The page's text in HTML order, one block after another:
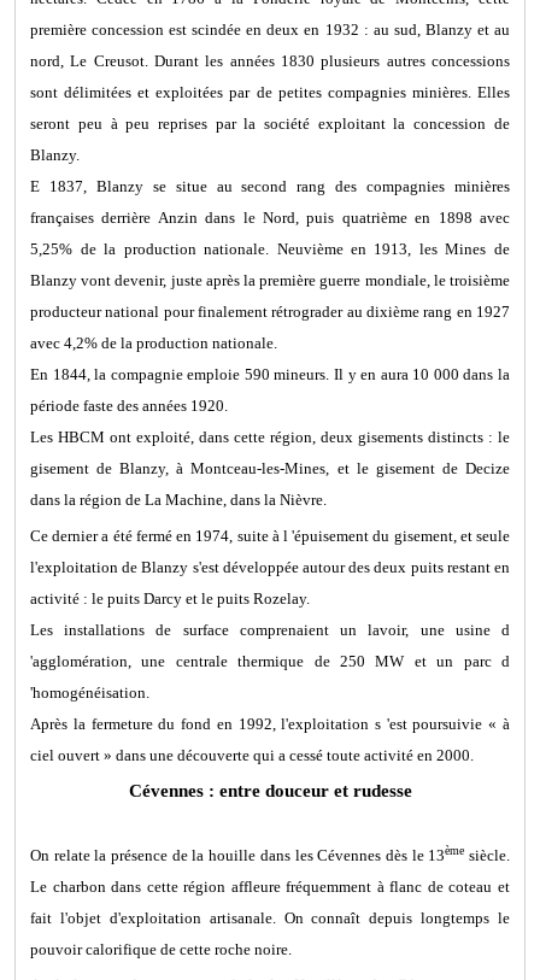
première concession est scindée en deux en 1932 : au sud, Blanzy et au
nord, Le Creusot. Durant les années 1830 plusieurs autres concessions
sont délimitées et exploitées par de petites compagnies minières. Elles
seront peu à peu reprises par la société exploitant la concession de
Blanzy.
E 1837, Blanzy se situe au second rang des compagnies minières
françaises derrière Anzin dans le Nord, puis quatrième en 1898 avec
5,25% de la production nationale. Neuvième en 1913, les Mines de
Blanzy vont devenir, juste après la première guerre mondiale, le troisième
producteur national pour finalement rétrograder au dixième rang en 1927
avec 4,2% de la production nationale.
En 1844, la compagnie emploie 590 mineurs. Il y en aura 10 000 dans la
période faste des années 1920.
Les HBCM ont exploité, dans cette région, deux gisements distincts : le
gisement de Blanzy, à Montceau-les-Mines, et le gisement de Decize
dans la région de La Machine, dans la Nièvre.
Ce dernier a été fermé en 1974, suite à l 'épuisement du gisement, et seule
l'exploitation de Blanzy s'est développée autour des deux puits restant en
activité : le puits Darcy et le puits Rozelay.
Les installations de surface comprenaient un lavoir, une usine d
'agglomération, une centrale thermique de 250 MW et un parc d
'homogénéisation.
Après la fermeture du fond en 1992, l'exploitation s 'est poursuivie « à
ciel ouvert » dans une découverte qui a cessé toute activité en 2000.
Cévennes : entre douceur et rudesse
On relate la présence de la houille dans les Cévennes dès le 13ème siècle.
Le charbon dans cette région affleure fréquemment à flanc de coteau et
fait l'objet d'exploitation artisanale. On connaît depuis longtemps le
pouvoir calorifique de cette roche noire.